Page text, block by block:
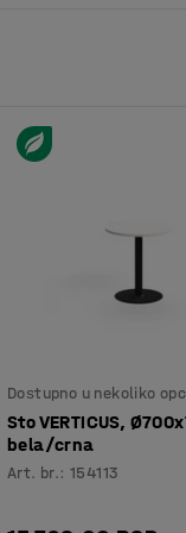
Dostupno u nekoliko
Sto VERTICUS,
bela/crna
Art. br.:154113